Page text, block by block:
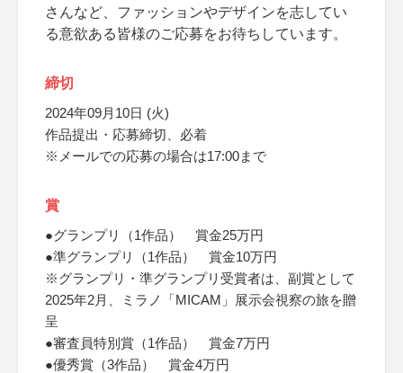
さんなど、ファッションやデザインを志してい
る意欲ある皆様のご応募をお待ちしています。
締切
2024年09月10日 (火)
作品提出・応募締切、必着
※メールでの応募の場合は17:00まで
賞
●グランプリ（1作品） 賞金25万円
●準グランプリ（1作品） 賞金10万円
※グランプリ・準グランプリ受賞者は、副賞として
2025年2月、ミラノ「MICAM」展示会視察の旅を贈
呈
●審査員特別賞（1作品） 賞金7万円
●優秀賞（3作品） 賞金4万円